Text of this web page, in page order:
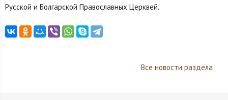
Русской и Болгарской Православных Церквей.
Все новости раздела